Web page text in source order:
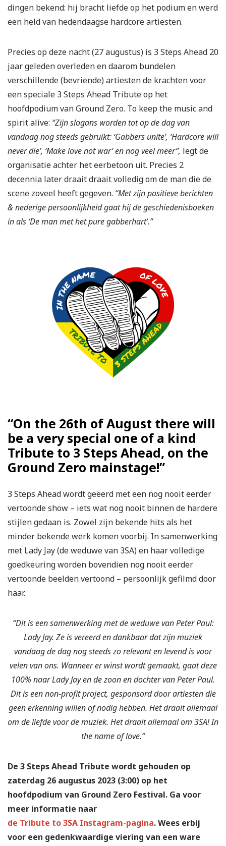
dingen bekend: hij bracht liefde op het podium en werd
een held van hedendaagse hardcore artiesten.
Precies op deze nacht (27 augustus) is 3 Steps Ahead 20
jaar geleden overleden en daarom bundelen
verschillende (bevriende) artiesten de krachten voor
een speciale 3 Steps Ahead Tribute op het
hoofdpodium van Ground Zero. To keep the music and
spirit alive: “Zijn slogans worden tot op de dag van
vandaag nog steeds gebruikt: ‘Gabbers unite’, ‘Hardcore will
never die’, ‘Make love not war’ en nog veel meer”, legt de
organisatie achter het eerbetoon uit. Precies 2
decennia later draait draait volledig om de man die de
scene zoveel heeft gegeven. “Met zijn positieve berichten
& nederige persoonlijkheid gaat hij de geschiedenisboeken
in als ‘De man met het pure gabberhart’.”
“On the 26th of August there will
be a very special one of a kind
Tribute to 3 Steps Ahead, on the
Ground Zero mainstage!”
3 Steps Ahead wordt geëerd met een nog nooit eerder
vertoonde show – iets wat nog nooit binnen de hardere
stijlen gedaan is. Zowel zijn bekende hits als het
minder bekende werk komen voorbij. In samenwerking
met Lady Jay (de weduwe van 3SA) en haar volledige
goedkeuring worden bovendien nog nooit eerder
vertoonde beelden vertoond – persoonlijk gefilmd door
haar.
“Dit is een samenwerking met de weduwe van Peter Paul:
Lady Jay. Ze is vereerd en dankbaar dat zijn muziek
vandaag de dag nog steeds zo relevant en levend is voor
velen van ons. Wanneer er winst wordt gemaakt, gaat deze
100% naar Lady Jay en de zoon en dochter van Peter Paul.
Dit is een non-profit project, gesponsord door artiesten die
geen erkenning willen of nodig hebben. Het draait allemaal
om de liefde voor de muziek. Het draait allemaal om 3SA! In
the name of love.”
De 3 Steps Ahead Tribute wordt gehouden op
zaterdag 26 augustus 2023 (3:00) op het
hoofdpodium van Ground Zero Festival. Ga voor
meer informatie naar
de Tribute to 3SA Instagram-pagina. Wees erbij
voor een gedenkwaardige viering van een ware